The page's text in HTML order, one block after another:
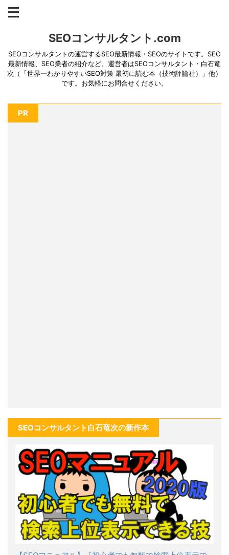
SEOコンサルタント.com
SEOコンサルタントの運営するSEO最新情報・SEOのサイトです。SEO
最新情報、SEO業者の紹介など。運営者はSEOコンサルタント・白石竜
次（「世界一わかりやすいSEO対策 最初に読む本（技術評論社）」他）
です。お気軽にお問合せください。
PR
SEOコンサルタント白石竜次の新作本